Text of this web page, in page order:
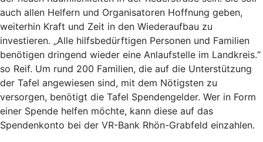
auch allen Helfern und Organisatoren Hoffnung geben,
weiterhin Kraft und Zeit in den Wiederaufbau zu
investieren. „Alle hilfsbedürftigen Personen und Familien
benötigen dringend wieder eine Anlaufstelle im Landkreis.“
so Reif. Um rund 200 Familien, die auf die Unterstützung
der Tafel angewiesen sind, mit dem Nötigsten zu
versorgen, benötigt die Tafel Spendengelder. Wer in Form
einer Spende helfen möchte, kann diese auf das
Spendenkonto bei der VR-Bank Rhön-Grabfeld einzahlen.